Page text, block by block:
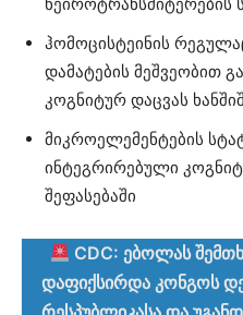
ჰომოცისტეინის
დამატების მეშვეობით
კოგნიტურ დაცვას
მიკროელემენტების
ინტეგრირებული
შეფასებაში
CDC: ებოლას
დაფიქსირდა კონგოს